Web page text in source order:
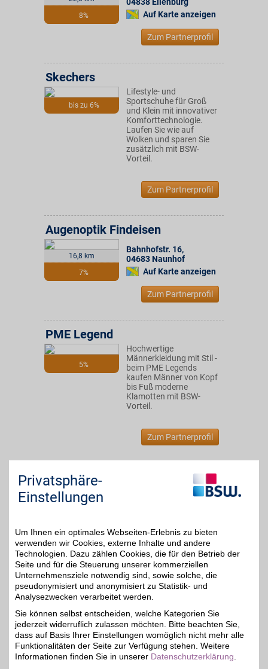
8%
Auf Karte anzeigen
Zum Partnerprofil
bis zu 6%
Skechers
Lifestyle- und
Sportschuhe für Groß
und Klein mit innovativer
Komforttechnologie.
Laufen Sie wie auf
Wolken und sparen Sie
zusätzlich mit BSW-
Vorteil.
Zum Partnerprofil
16,8 km
7%
Augenoptik Findeisen
Bahnhofstr. 16,
04683 Naunhof
Auf Karte anzeigen
Zum Partnerprofil
5%
PME Legend
Hochwertige
Männerkleidung mit Stil -
beim PME Legends
kaufen Männer von Kopf
bis Fuß moderne
Klamotten mit BSW-
Vorteil.
Zum Partnerprofil
20,8 km
5%
Augenoptik Ludewig, Inh. RKS Optik GmbH
Zum Partnerprofil
bis zu 6%
Bogner
Exklusive Mode: Der
hochwertige
Markenmode für Sie und
Ihn. Hosen, Jacken und
Schuhe in höchster
Qualität online bestellen
Privatsphäre-
Einstellungen
Um Ihnen ein optimales Webseiten-Erlebnis zu bieten
verwenden wir Cookies, externe Inhalte und andere
Technologien. Dazu zählen Cookies, die für den Betrieb der
Seite und für die Steuerung unserer kommerziellen
Unternehmensziele notwendig sind, sowie solche, die
pseudonymisiert und anonymisiert zu Statistik- und
Analysezwecken verarbeitet werden.
Sie können selbst entscheiden, welche Kategorien Sie
jederzeit widerruflich zulassen möchten. Bitte beachten Sie,
dass auf Basis Ihrer Einstellungen womöglich nicht mehr alle
Funktionalitäten der Seite zur Verfügung stehen. Weitere
Informationen finden Sie in unserer Datenschutzerklärung